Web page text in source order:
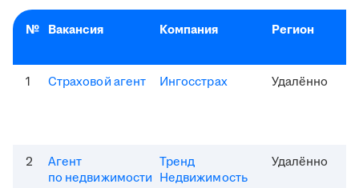
№ Вакансия Компания Регион
1 Страховой агент Ингосстрах Удалённо
2
Агент
по недвижимости
Тренд
Недвижимость
Удалённо